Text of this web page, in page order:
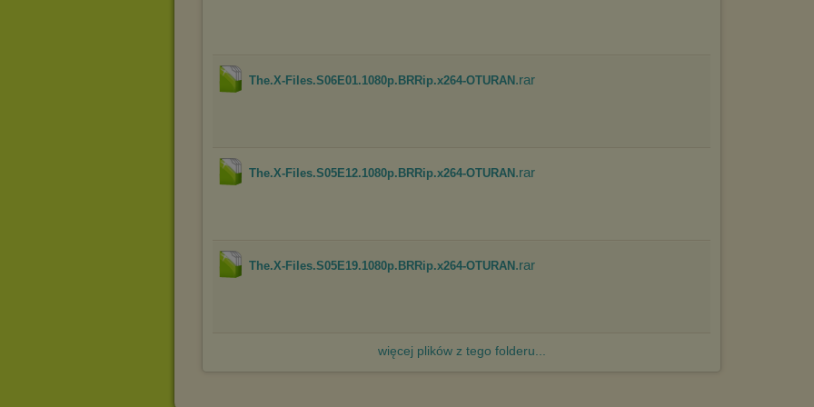
The.X-Files.S06E01.1080p.BRRip.x264-OTURAN .rar
The.X-Files.S05E12.1080p.BRRip.x264-OTURAN .rar
The.X-Files.S05E19.1080p.BRRip.x264-OTURAN .rar
więcej plików z tego folderu...